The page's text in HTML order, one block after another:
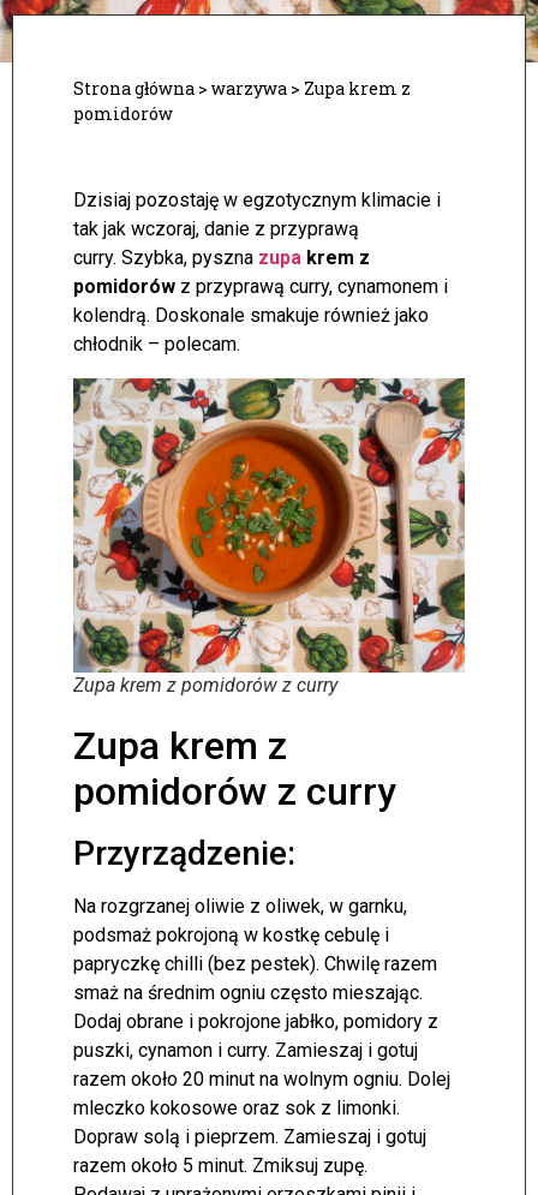
Strona główna > warzywa > Zupa krem z
pomidorów
Dzisiaj pozostaję w egzotycznym klimacie i
tak jak wczoraj, danie z przyprawą
curry. Szybka, pyszna zupa krem z
pomidorów z przyprawą curry, cynamonem i
kolendrą. Doskonale smakuje również jako
chłodnik – polecam.
Zupa krem z pomidorów z curry
Zupa krem z
pomidorów z curry
Przyrządzenie:
Na rozgrzanej oliwie z oliwek, w garnku,
podsmaż pokrojoną w kostkę cebulę i
papryczkę chilli (bez pestek). Chwilę razem
smaż na średnim ogniu często mieszając.
Dodaj obrane i pokrojone jabłko, pomidory z
puszki, cynamon i curry. Zamieszaj i gotuj
razem około 20 minut na wolnym ogniu. Dolej
mleczko kokosowe oraz sok z limonki.
Dopraw solą i pieprzem. Zamieszaj i gotuj
razem około 5 minut. Zmiksuj zupę.